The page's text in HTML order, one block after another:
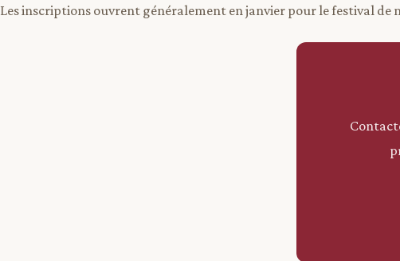
Les inscriptions ouvrent généralement en janvier pour le festival